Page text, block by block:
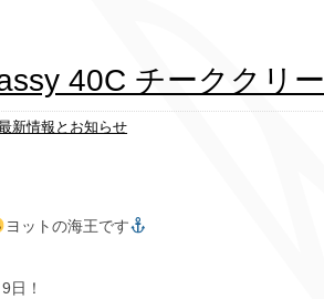
40C チーククリ
新情報とお知らせ
ヨットの海王です
日！